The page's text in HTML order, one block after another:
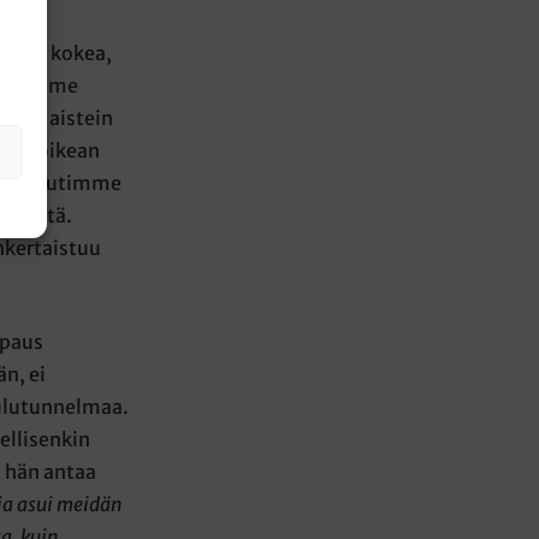
kokea,
aistein
oikean
nautimme
ei
antaa
asui meidän